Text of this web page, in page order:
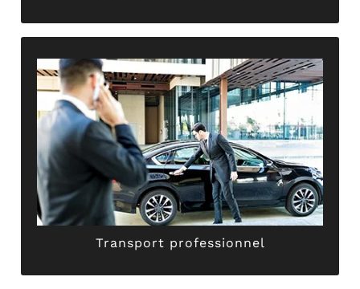
Transport professionnel
Transport professionnel
Séminaires, congrès, rendez-vous d’affaire…
sollicitez ABER TAXI GRIMAULT pour tous vos
déplacements professionnels.Sérieux et discret,
votre chauffeur privé vous garantit un trajet
ponctuel, sécurisé et paisible.